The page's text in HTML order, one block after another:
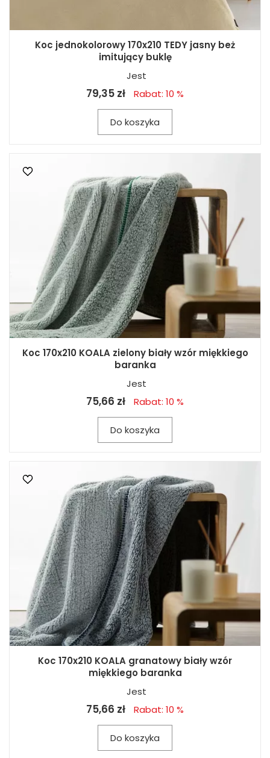
Koc jednokolorowy 170x210 TEDY jasny beż
imitujący buklę
Jest
79,35 zł Rabat: 10 %
Do koszyka
Koc 170x210 KOALA zielony biały wzór miękkiego
baranka
Jest
75,66 zł Rabat: 10 %
Do koszyka
Koc 170x210 KOALA granatowy biały wzór
miękkiego baranka
Jest
75,66 zł Rabat: 10 %
Do koszyka